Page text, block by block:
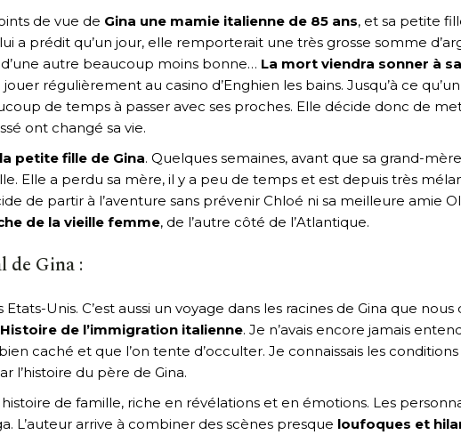
de vue de Gina une mamie italienne de 85 ans, et sa petite
a prédit qu’un jour, elle remporterait une très grosse somme
autre beaucoup moins bonne… La mort viendra sonner à
régulièrement au casino d’Enghien les bains. Jusqu’à ce
de temps à passer avec ses proches. Elle décide donc de
ont changé sa vie.
petite fille de Gina. Quelques semaines, avant que sa grand-
Elle a perdu sa mère, il y a peu de temps et est depuis très
de partir à l’aventure sans prévenir Chloé ni sa meilleure amie
de la vieille femme, de l’autre côté de l’Atlantique.
de Gina :
Unis. C’est aussi un voyage dans les racines de Gina que nous
de l’immigration italienne. Je n’avais encore jamais
caché et que l’on tente d’occulter. Je connaissais les
l’histoire du père de Gina.
de famille, riche en révélations et en émotions. Les
L’auteur arrive à combiner des scènes presque loufoques et